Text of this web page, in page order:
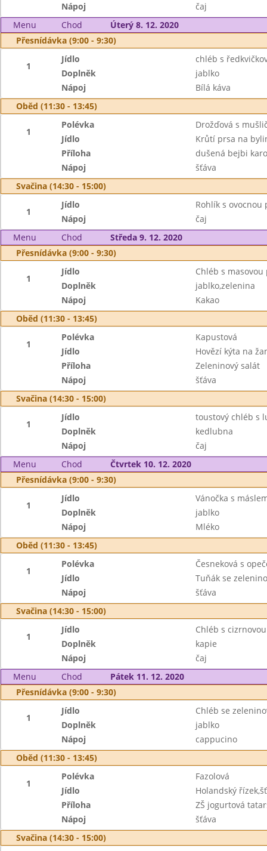
Nápoj
čaj
Menu
Chod
Úterý 8. 12. 2020
Přesnídávka (9:00 - 9:30)
1
Jídlo
chléb s
Doplněk
jablko
Nápoj
Bílá káva
Oběd (11:30 - 13:45)
1
Polévka
Drožďová s
Jídlo
Krůtí prsa na
Příloha
dušená bejbi
Nápoj
šťáva
Svačina (14:30 - 15:00)
1
Jídlo
Rohlík s ovocnou
Nápoj
čaj
Menu
Chod
Středa 9. 12. 2020
Přesnídávka (9:00 - 9:30)
1
Jídlo
Chléb s
Doplněk
jablko,zelenina
Nápoj
Kakao
Oběd (11:30 - 13:45)
1
Polévka
Kapustová
Jídlo
Hovězí kýta na
Příloha
Zeleninový salát
Nápoj
šťáva
Svačina (14:30 - 15:00)
1
Jídlo
toustový chléb s
Doplněk
kedlubna
Nápoj
čaj
Menu
Chod
Čtvrtek 10. 12. 2020
Přesnídávka (9:00 - 9:30)
1
Jídlo
Vánočka s
Doplněk
jablko
Nápoj
Mléko
Oběd (11:30 - 13:45)
1
Polévka
Česneková s
Jídlo
Tuňák se
Nápoj
šťáva
Svačina (14:30 - 15:00)
1
Jídlo
Chléb s
Doplněk
kapie
Nápoj
čaj
Menu
Chod
Pátek 11. 12. 2020
Přesnídávka (9:00 - 9:30)
1
Jídlo
Chléb se
Doplněk
jablko
Nápoj
cappucino
Oběd (11:30 - 13:45)
1
Polévka
Fazolová
Jídlo
Holandský
Příloha
ZŠ jogurtová
Nápoj
šťáva
Svačina (14:30 - 15:00)